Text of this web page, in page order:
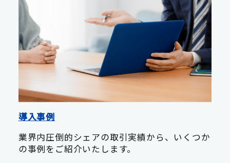
導入事例
業界内圧倒的シェアの取引実績から、いくつか
の事例をご紹介いたします。